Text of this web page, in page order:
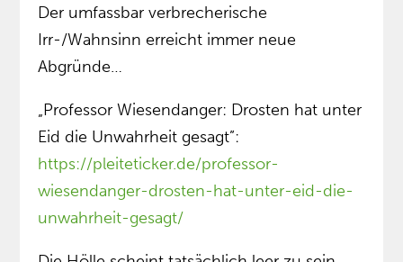
Der umfassbar verbrecherische
Irr-/Wahnsinn erreicht immer neue
Abgründe…
„Professor Wiesendanger: Drosten hat unter
Eid die Unwahrheit gesagt”:
https://pleiteticker.de/professor-
wiesendanger-drosten-hat-unter-eid-die-
unwahrheit-gesagt/